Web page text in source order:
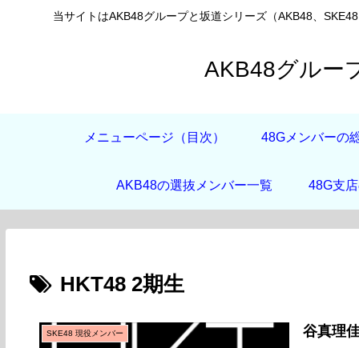
当サイトはAKB48グループと坂道シリーズ（AKB48、
AKB48グルー
メニューページ（目次） 48Gメンバーの
AKB48の選抜メンバー一覧 48G支
HKT48 2期生
SKE48 現役メンバー 谷真理